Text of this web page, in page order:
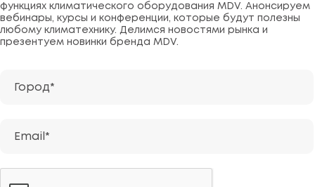
функциях климатического оборудования MDV. Анонсируем
вебинары, курсы и конференции, которые будут полезны
любому климатехнику. Делимся новостями рынка и
презентуем новинки бренда MDV.
Город*
Email*